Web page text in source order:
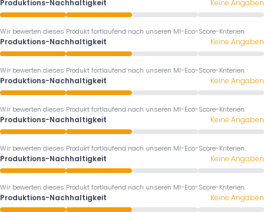
Produktions-Nachhaltigkeit Keine Angaben
Wir bewerten dieses Produkt fortlaufend nach unseren MI-Eco-Score-Kriterien.
Produktions-Nachhaltigkeit Keine Angaben
Wir bewerten dieses Produkt fortlaufend nach unseren MI-Eco-Score-Kriterien.
Produktions-Nachhaltigkeit Keine Angaben
Wir bewerten dieses Produkt fortlaufend nach unseren MI-Eco-Score-Kriterien.
Produktions-Nachhaltigkeit Keine Angaben
Wir bewerten dieses Produkt fortlaufend nach unseren MI-Eco-Score-Kriterien.
Produktions-Nachhaltigkeit Keine Angaben
Wir bewerten dieses Produkt fortlaufend nach unseren MI-Eco-Score-Kriterien.
Produktions-Nachhaltigkeit Keine Angaben